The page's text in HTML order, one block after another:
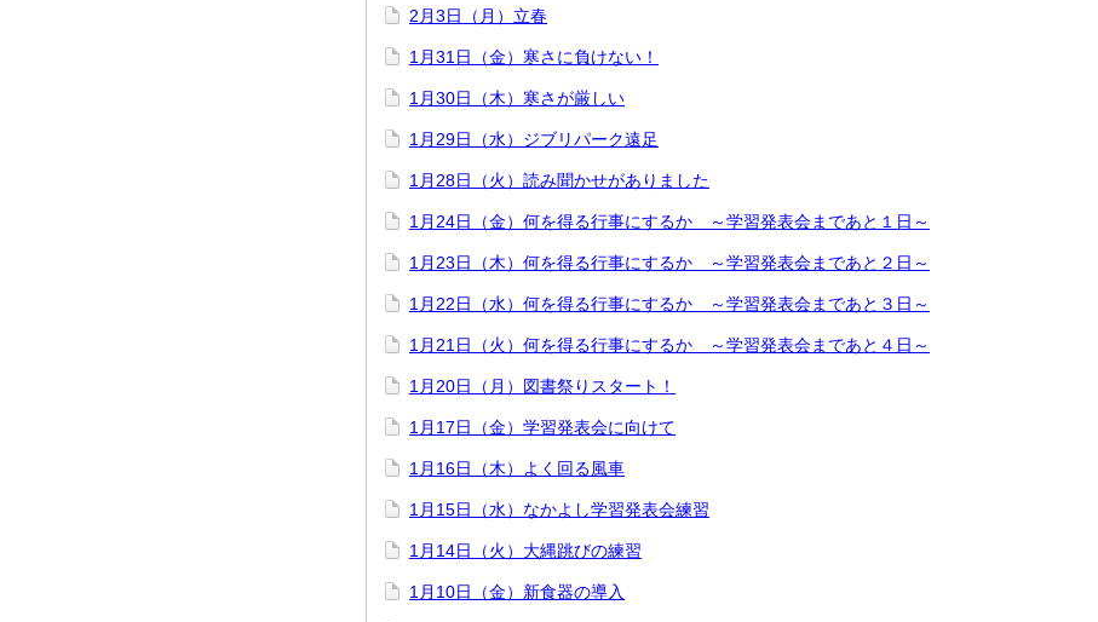
2月3日（月）立春
1月31日（金）寒さに負けない！
1月30日（木）寒さが厳しい
1月29日（水）ジブリパーク遠足
1月28日（火）読み聞かせがありました
1月24日（金）何を得る行事にするか ～学習発表会まであと１日～
1月23日（木）何を得る行事にするか ～学習発表会まであと２日～
1月22日（水）何を得る行事にするか ～学習発表会まであと３日～
1月21日（火）何を得る行事にするか ～学習発表会まであと４日～
1月20日（月）図書祭りスタート！
1月17日（金）学習発表会に向けて
1月16日（木）よく回る風車
1月15日（水）なかよし学習発表会練習
1月14日（火）大縄跳びの練習
1月10日（金）新食器の導入